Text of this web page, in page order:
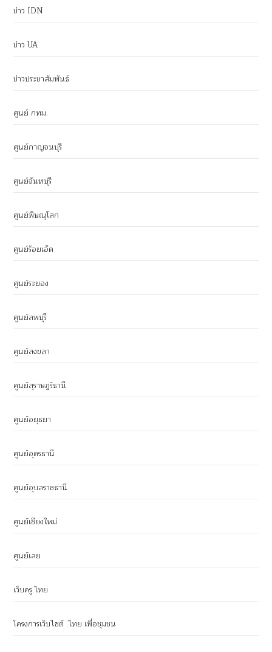
ข่าว IDN
ข่าว UA
ข่าวประชาสัมพันธ์
ศูนย์ กทม.
ศูนย์กาญจนบุรี
ศูนย์จันทบุรี
ศูนย์พิษณุโลก
ศูนย์ร้อยเอ็ด
ศูนย์ระยอง
ศูนย์ลพบุรี
ศูนย์สงขลา
ศูนย์สุราษฎร์ธานี
ศูนย์อยุธยา
ศูนย์อุดรธานี
ศูนย์อุบลราชธานี
ศูนย์เชียงใหม่
ศูนย์เลย
เว็บครู.ไทย
โครงการเว็บไซต์ .ไทย เพื่อชุมชน